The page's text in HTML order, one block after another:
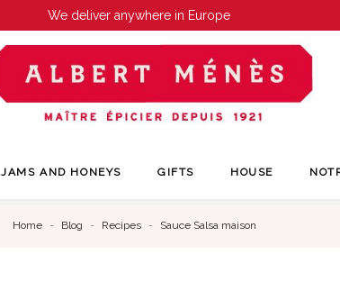
We deliver anywhere in Europe
JAMS AND HONEYS GIFTS HOUSE
Home Blog Recipes Sauce Salsa maison